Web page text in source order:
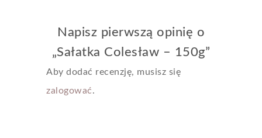
Napisz pierwszą opinię o
„Sałatka Colesław – 150g”
Aby dodać recenzję, musisz się
zalogować.